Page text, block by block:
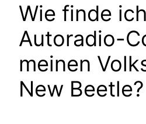
Wie finde
Autoradio-
meinen
New Beetle?